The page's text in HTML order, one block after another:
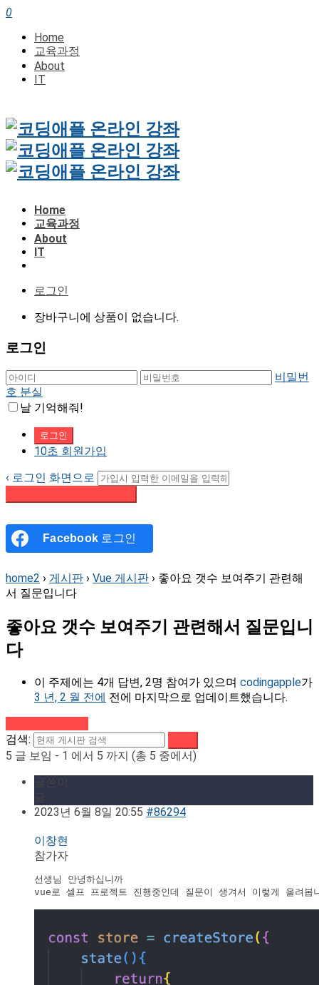
0
Home
교육과정
About
IT
Home
교육과정
About
IT
로그인
장바구니에 상품이 없습니다.
로그인
비밀번
호 분실
날 기억해줘!
10초 회원가입
‹ 로그인 화면으로
Facebook 로그인
home2 › 게시판 › Vue 게시판 › 좋아요 갯수 보여주기 관련해
서 질문입니다
좋아요 갯수 보여주기 관련해서 질문입니
다
이 주제에는 4개 답변, 2명 참여가 있으며 codingapple가
3 년, 2 월 전에 전에 마지막으로 업데이트했습니다.
검색:
5 글 보임 - 1 에서 5 까지 (총 5 중에서)
2023년 6월 8일 20:55 #86294
이창현
참가자
선생님 안녕하십니까
vue로 셀프 프로젝트 진행중인데 질문이 생겨서 이렇게 올려봅